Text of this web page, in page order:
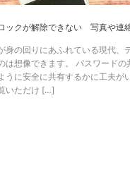
ックが解除できない 写真や連
身の回りにあふれている現代、
は想像できます。 パスワードの
うに安全に共有するかに工夫が
いただけ […]